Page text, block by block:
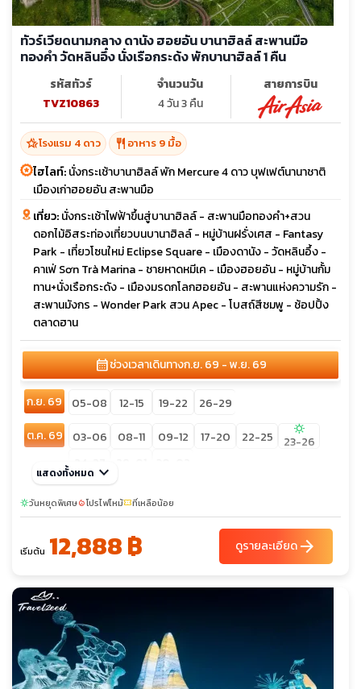
ทัวร์เวียดนามกลาง ดานัง ฮอยอัน บานาฮิลล์ สะพานมือ
ทองคำ วัดหลินอึ๋ง นั่งเรือกระด้ง พักบานาฮิลล์ 1 คืน
รหัสทัวร์
TVZ10863
จำนวนวัน
4 วัน 3 คืน
สายการบิน
hotel_classโรงแรม 4 ดาว restaurant อาหาร 9 มื้อ
ไฮไลท์:นั่งกระเช้าบานาฮิลล์ พัก Mercure 4 ดาว บุฟเฟต์นานาชาติ
เมืองเก่าฮอยอัน สะพานมือ
เที่ยว:นั่งกระเช้าไฟฟ้าขึ้นสู่บานาฮิลล์ - สะพานมือทองคำ+สวน
ดอกไม้อิสระท่องเที่ยวบนบานาฮิลล์ - หมู่บ้านฝรั่งเศส - Fantasy
Park - เที่ยวโซนใหม่ Eclipse Square - เมืองดานัง - วัดหลินอึ้ง -
คาเฟ่ Sơn Trà Marina - ชายหาดหมีเค - เมืองฮอยอัน - หมู่บ้านกั้ม
ทาน+นั่งเรือกระดัง - เมืองมรดกโลกฮอยอัน - สะพานแห่งความรัก -
สะพานมังกร - Wonder Park สวน Apec - โบสถ์สีชมพู - ช้อปปิ้ง
ตลาดฮาน
calendar_monthช่วงเวลาเดินทางก.ย. 69 - พ.ย. 69
ก.ย. 69 05-08 12-15 19-22
26-29
ต.ค. 69
03-06 08-11 09-12 17-20 22-25 sunny
23-26
แสดงทั้งหมด keyboard_arrow_down
sunnyวันหยุดพิเศษlocal_fire_departmentโปรไฟไหม้confirmation_numberที่เหลือน้อย
เริ่มต้น 12,888 ฿ ดูรายละเอียดarrow_forward